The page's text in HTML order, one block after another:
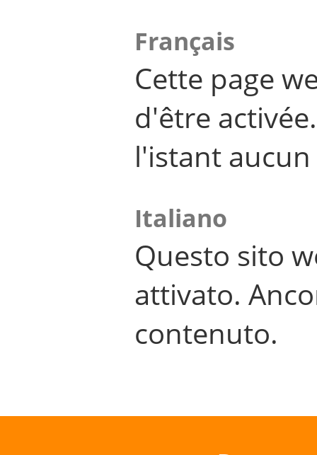
Français
Cette page
d'être
l'istant
Italiano
Questo sito
attivato.
contenuto.